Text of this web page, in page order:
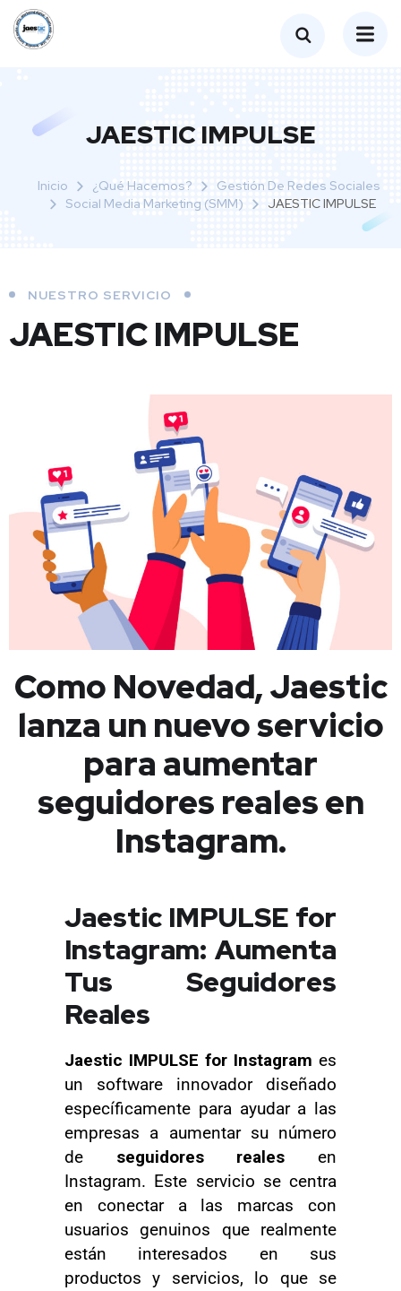
JAESTIC IMPULSE
Inicio ¿Qué Hacemos?
Gestión De Redes Sociales
Social Media Marketing (SMM)
JAESTIC IMPULSE
NUESTRO SERVICIO
JAESTIC IMPULSE
Como Novedad, Jaestic
lanza un nuevo servicio
para aumentar
seguidores reales en
Instagram.
Jaestic IMPULSE for
Instagram: Aumenta
Tus Seguidores
Reales
Jaestic IMPULSE for Instagram es
un software innovador diseñado
específicamente para ayudar a las
empresas a aumentar su número
de seguidores reales en
Instagram. Este servicio se centra
en conectar a las marcas con
usuarios genuinos que realmente
están interesados en sus
productos y servicios, lo que se